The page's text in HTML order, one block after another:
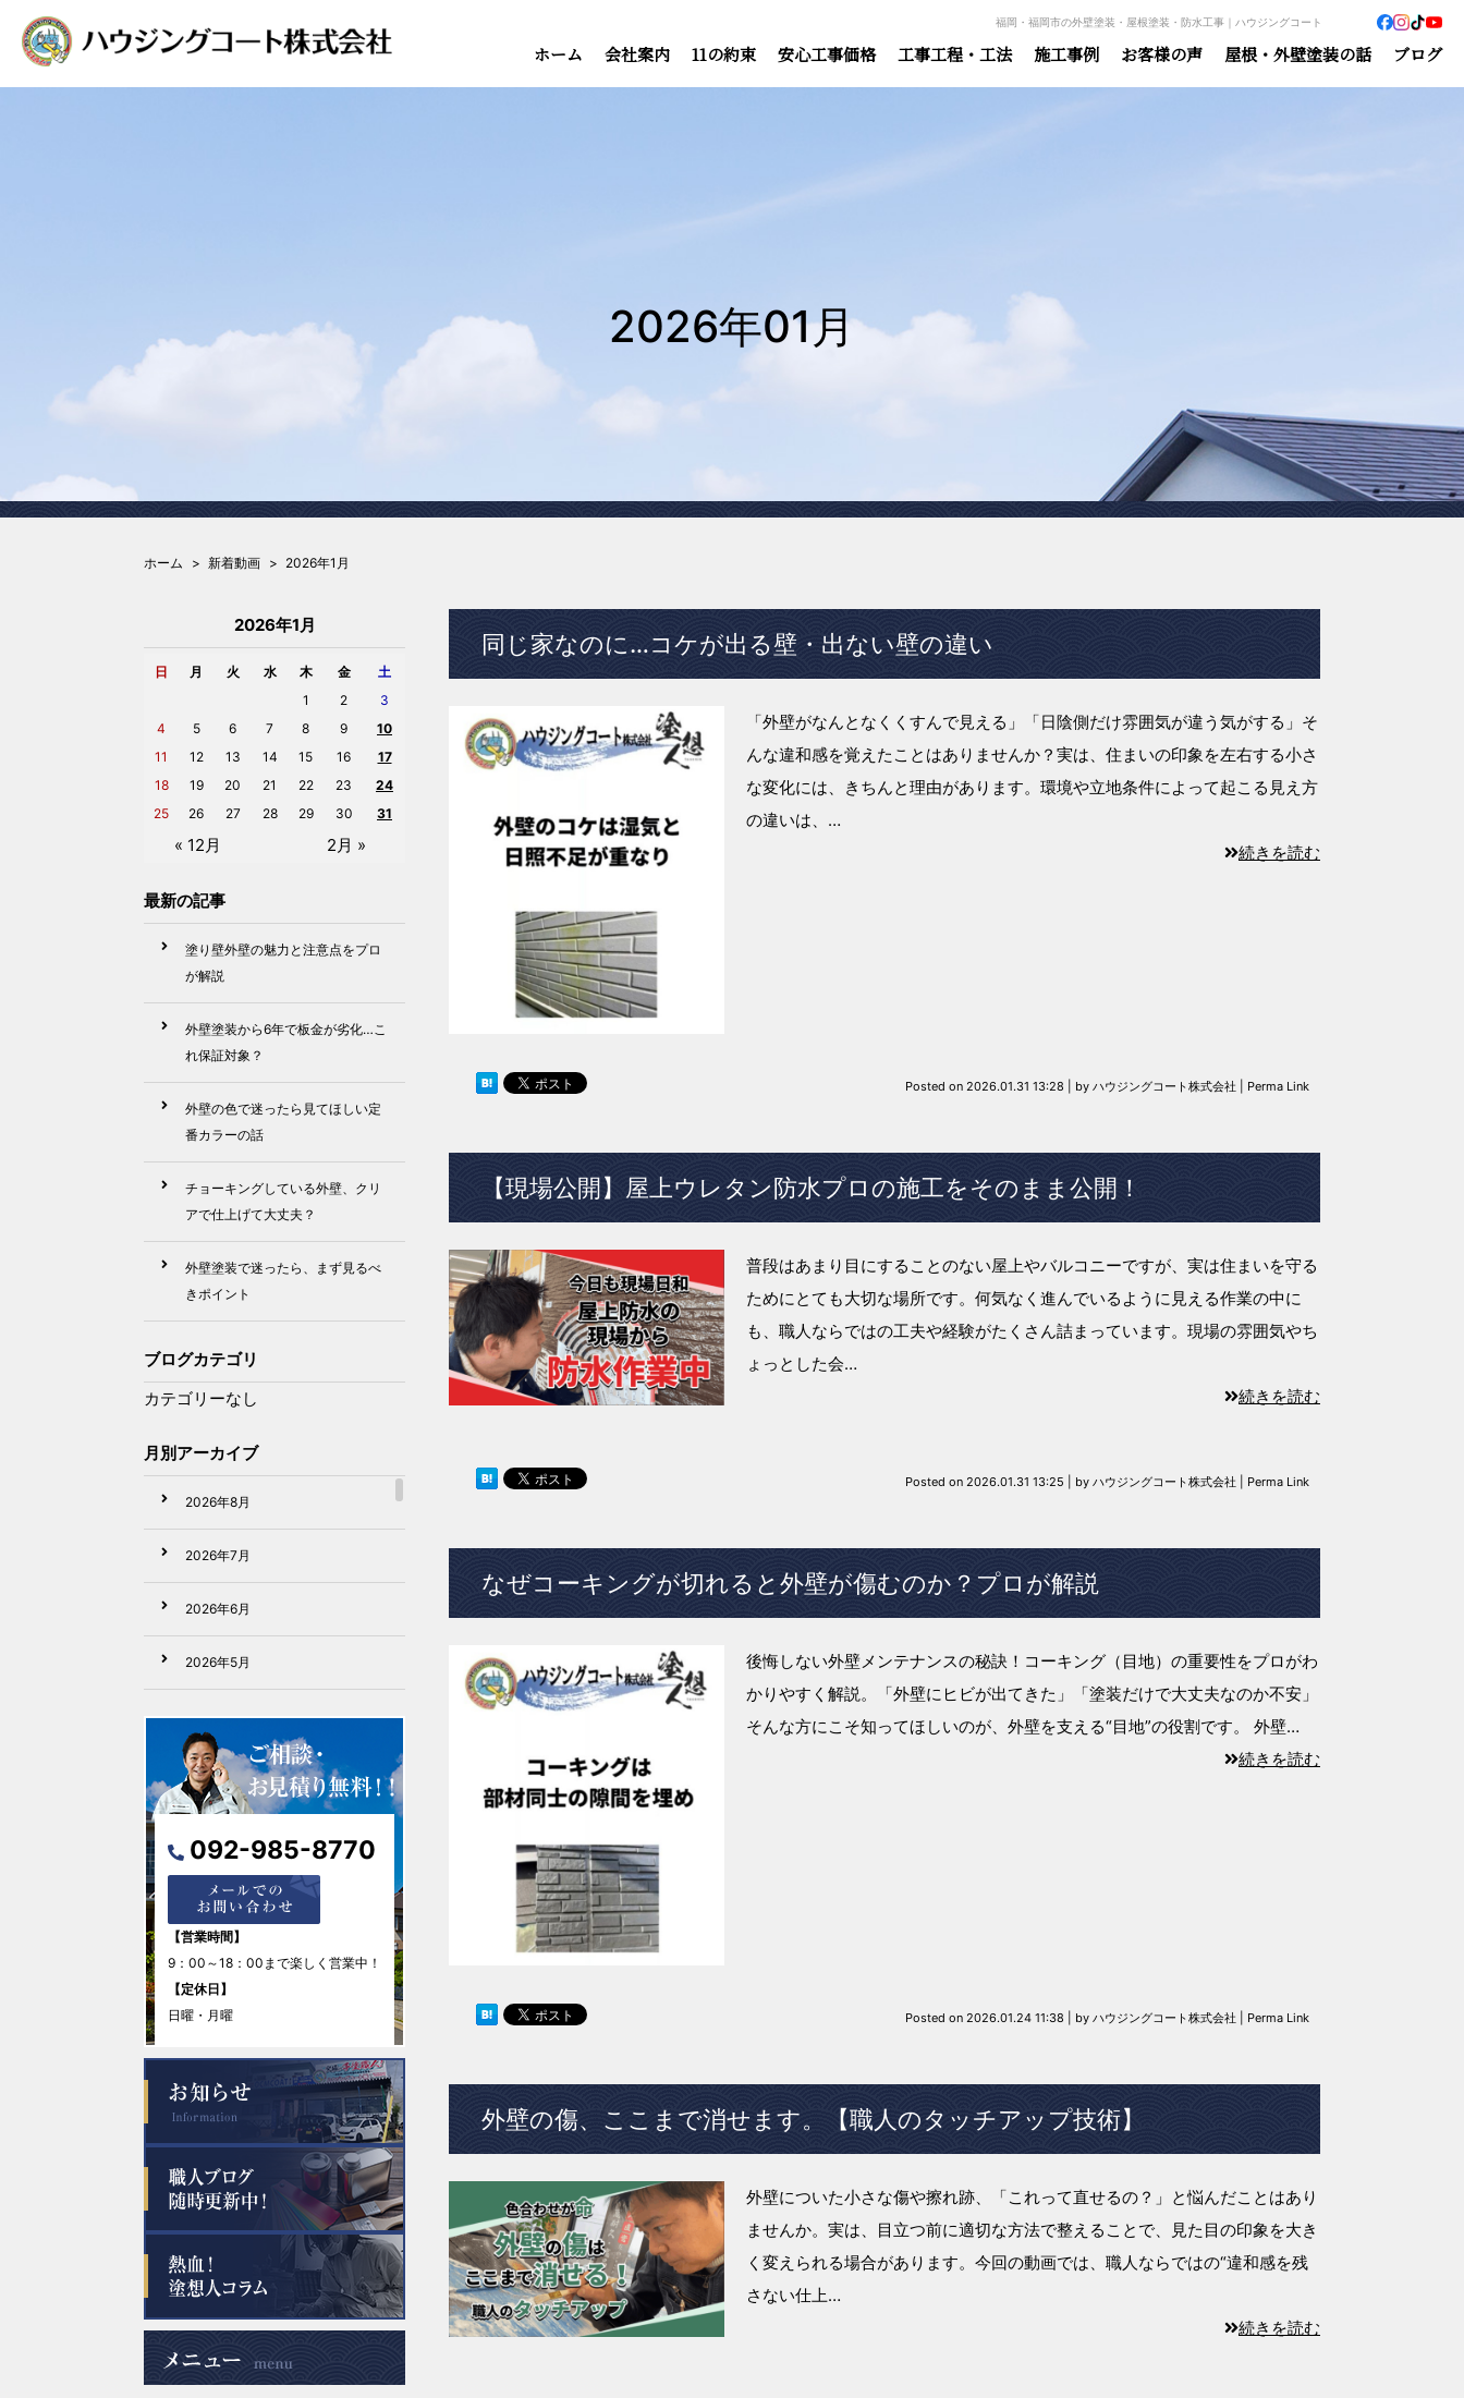
福岡・福岡市の外壁塗装・屋根塗装・防水工事｜ハウジングコート
ホーム 会社案内 11の約束 安心工事価格 工事工程・工法 施工事例 お客様の声 屋根・外壁塗装の話 ブログ
2026年01月
ホーム 新着動画 2026年1月
同じ家なのに…コケが出る壁・出ない壁の違い
「外壁がなんとなくくすんで見える」「日陰側だけ雰囲気が違う気がする」そ
んな違和感を覚えたことはありませんか？実は、住まいの印象を左右する小さ
な変化には、きちんと理由があります。環境や立地条件によって起こる見え方
の違いは、…
続きを読む
Posted on 2026.01.31 13:28 by ハウジングコート株式会社 Perma Link
【現場公開】屋上ウレタン防水プロの施工をそのまま公開！
普段はあまり目にすることのない屋上やバルコニーですが、実は住まいを守る
ためにとても大切な場所です。何気なく進んでいるように見える作業の中に
も、職人ならではの工夫や経験がたくさん詰まっています。現場の雰囲気やち
ょっとした会…
続きを読む
Posted on 2026.01.31 13:25 by ハウジングコート株式会社 Perma Link
なぜコーキングが切れると外壁が傷むのか？プロが解説
後悔しない外壁メンテナンスの秘訣！コーキング（目地）の重要性をプロがわ
かりやすく解説。「外壁にヒビが出てきた」「塗装だけで大丈夫なのか不安」
そんな方にこそ知ってほしいのが、外壁を支える“目地”の役割です。 外壁…
続きを読む
Posted on 2026.01.24 11:38 by ハウジングコート株式会社 Perma Link
外壁の傷、ここまで消せます。【職人のタッチアップ技術】
外壁についた小さな傷や擦れ跡、「これって直せるの？」と悩んだことはあり
ませんか。実は、目立つ前に適切な方法で整えることで、見た目の印象を大き
く変えられる場合があります。今回の動画では、職人ならではの“違和感を残
さない仕上…
続きを読む
2026年1月
日 月 火 水 木 金 土
« 12月 2月 »
1 2
3
4
5 6 7 8 9
10
11
12 13 14 15 16
17
18
19 20 21 22 23
24
25
26 27 28 29 30 31
最新の記事
塗り壁外壁の魅力と注意点をプロ
が解説
外壁塗装から6年で板金が劣化…こ
れ保証対象？
外壁の色で迷ったら見てほしい定
番カラーの話
チョーキングしている外壁、クリ
アで仕上げて大丈夫？
外壁塗装で迷ったら、まず見るべ
きポイント
ブログカテゴリ
カテゴリーなし
月別アーカイブ
2026年8月
2026年7月
2026年6月
2026年5月
2026年4月
2026年3月
2026年1月
2025年12月
2025年11月
2025年9月
2025年8月
2025年7月
2025年5月
2025年4月
092-985-8770
【営業時間】
9：00～18：00まで楽しく営業中！
【定休日】
日曜・月曜